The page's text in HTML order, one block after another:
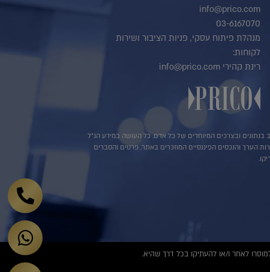
info@prico.com
03-6167070
מנהלת פיתוח עסקי, פניות הציבור ושירות
לקוחות:
רינת קהירי info@prico.com
בנתונים ובצרכים המיוחדים של כל אדם. כל העושה במידע הנ"ל
הערך והנכסים הפיננסיים המוזכרים באתר. פרטים והסברים